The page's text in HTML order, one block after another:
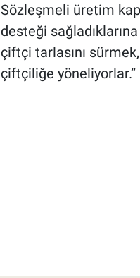
Sözleşmeli üretim
desteği
çiftçi tarlasını
çiftçiliğe yöneliyorlar.”